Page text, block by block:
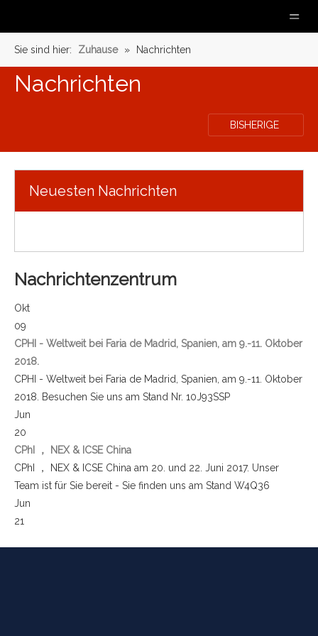
Sie sind hier: Zuhause » Nachrichten
Nachrichten
BISHERIGE
Neuesten Nachrichten
Nachrichtenzentrum
Okt
09
CPHI - Weltweit bei Faria de Madrid, Spanien, am 9.-11. Oktober
2018.
CPHI - Weltweit bei Faria de Madrid, Spanien, am 9.-11. Oktober
2018. Besuchen Sie uns am Stand Nr. 10J93SSP
Jun
20
CPhI ， NEX & ICSE China
CPhI ， NEX & ICSE China am 20. und 22. Juni 2017. Unser
Team ist für Sie bereit - Sie finden uns am Stand W4Q36
Jun
21